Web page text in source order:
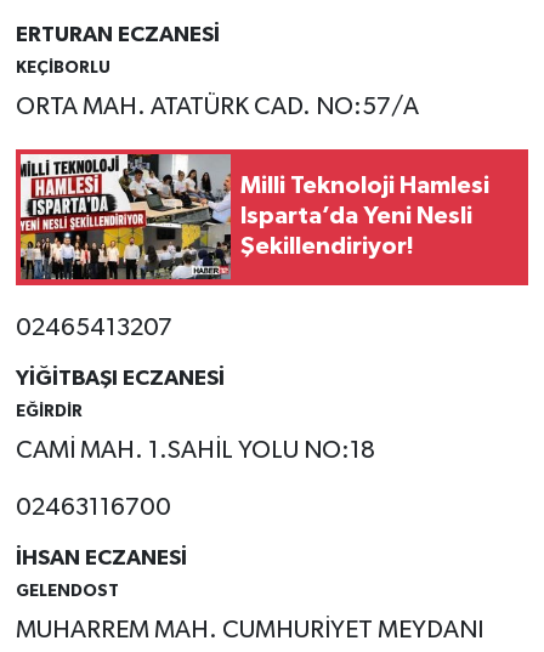
ERTURAN ECZANESİ
KEÇİBORLU
ORTA MAH. ATATÜRK CAD. NO:57/A
Milli Teknoloji Hamlesi
Isparta’da Yeni Nesli
Şekillendiriyor!
02465413207
YİĞİTBAŞI ECZANESİ
EĞİRDİR
CAMİ MAH. 1.SAHİL YOLU NO:18
02463116700
İHSAN ECZANESİ
GELENDOST
MUHARREM MAH. CUMHURİYET MEYDANI